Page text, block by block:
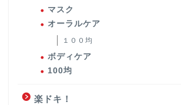
マスク
オーラルケア
１００均
ボディケア
100均
楽ドキ！